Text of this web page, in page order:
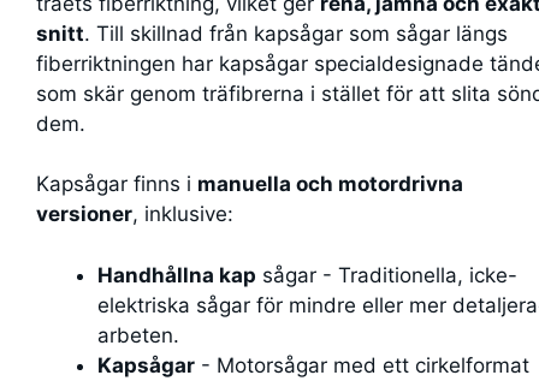
snitt. Till skillnad från kapsågar som sågar längs
fiberriktningen har kapsågar specialdesignade
som skär genom träfibrerna i stället för att slita
dem.
Kapsågar finns i manuella och motordrivna
versioner, inklusive:
Handhållna kap sågar - Traditionella, icke-
elektriska sågar för mindre eller mer
arbeten.
Kapsågar - Motorsågar med ett cirkelformat